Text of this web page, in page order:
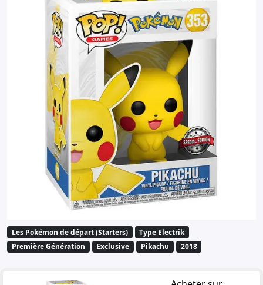
Les Pokémon de départ (Starters)
Type Electrik
Première Génération
Exclusive Pikachu 2018